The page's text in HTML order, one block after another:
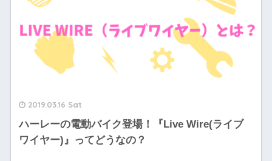
2019.03.16 Sat
ハーレーの電動バイク登場！『Live Wire(ライブ
ワイヤー)』ってどうなの？